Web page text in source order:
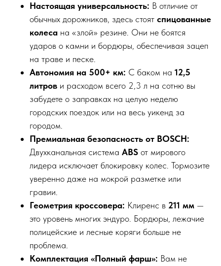
Настоящая универсальность: В отличие от
обычных дорожников, здесь стоят спицованные
колеса на «злой» резине. Они не боятся
ударов о камни и бордюры, обеспечивая зацеп
на траве и песке.
Автономия на 500+ км: С баком на 12,5
литров и расходом всего 2,3 л на сотню вы
забудете о заправках на целую неделю
городских поездок или на весь уикенд за
городом.
Премиальная безопасность от BOSCH:
Двухканальная система ABS от мирового
лидера исключает блокировку колес. Тормозите
уверенно даже на мокрой разметке или
гравии.
Геометрия кроссовера: Клиренс в 211 мм —
это уровень многих эндуро. Бордюры, лежачие
полицейские и лесные коряги больше не
проблема.
Комплектация «Полный фарш»: Вам не